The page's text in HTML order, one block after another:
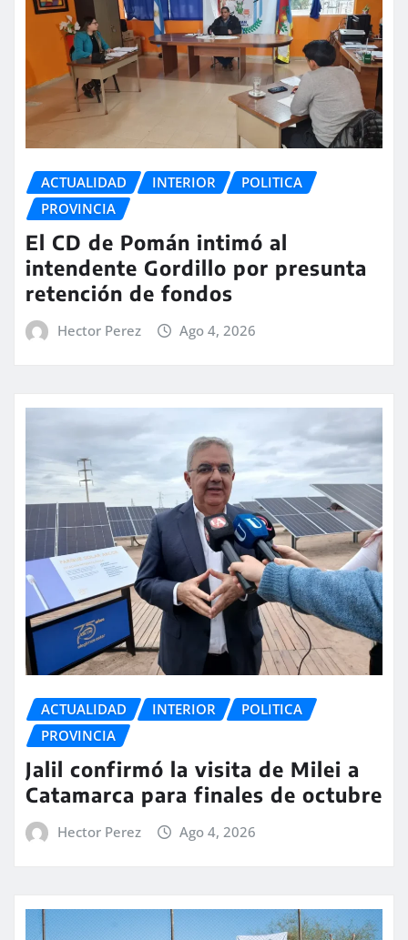
ACTUALIDAD INTERIOR
POLITICA
PROVINCIA
El CD de Pomán intimó al
intendente Gordillo por presunta
retención de fondos
Hector Perez Ago 4, 2026
ACTUALIDAD INTERIOR
POLITICA
PROVINCIA
Jalil confirmó la visita de Milei a
Catamarca para finales de octubre
Hector Perez Ago 4, 2026